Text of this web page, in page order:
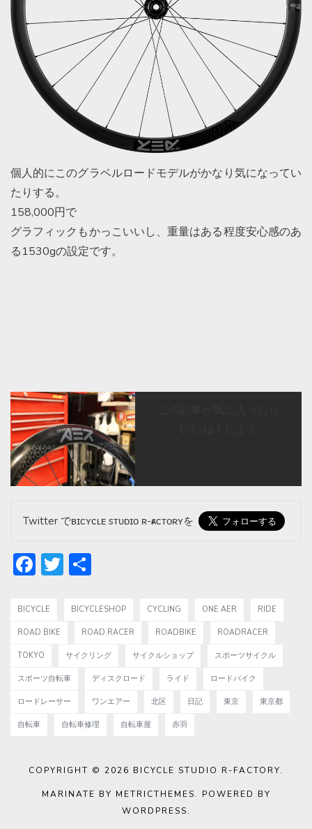
個人的にこのグラベルロードモデルがかなり気になってい
たりする。
158,000円で
グラフィックもかっこいいし、重量はある程度安心感のあ
る1530gの設定です。
Twitter でʙɪᴄʏᴄʟᴇ sᴛᴜᴅɪᴏ ʀ-ғᴀᴄᴛᴏʀʏを
Facebook
Twitter
BICYCLE BICYCLESHOP CYCLING ONE AER RIDE
ROAD BIKE ROAD RACER ROADBIKE ROADRACER
TOKYO サイクリング サイクルショップ スポーツサイクル
スポーツ自転車 ディスクロード ライド ロードバイク
ロードレーサー ワンエアー 北区 日記 東京 東京都
自転車 自転車修理 自転車屋 赤羽
COPYRIGHT © 2026 BICYCLE STUDIO R-FACTORY.
MARINATE BY METRICTHEMES. POWERED BY
WORDPRESS.